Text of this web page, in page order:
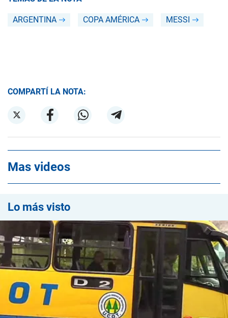
ARGENTINA COPA AMÉRICA MESSI
COMPARTÍ LA NOTA:
Mas videos
Lo más visto